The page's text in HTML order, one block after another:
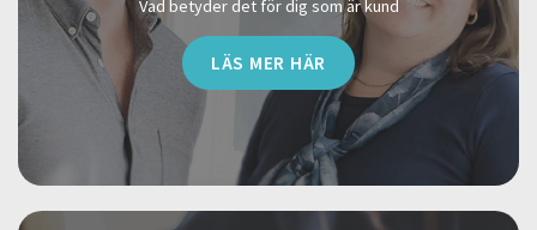
Vad betyder det för dig som är kund
LÄS MER HÄR